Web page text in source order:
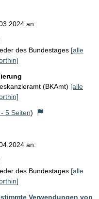
an:
des Bundestages [alle
(BKAmt) [alle
5 Seiten)
an:
des Bundestages [alle
Verwendungen von